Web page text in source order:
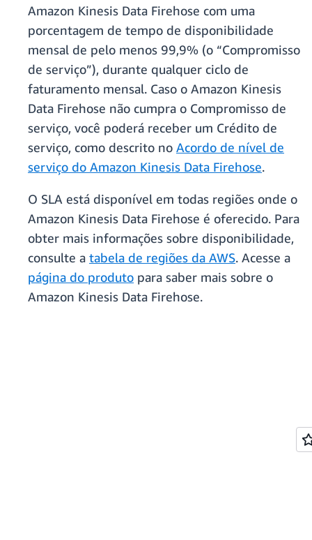
Amazon Kinesis Data Firehose com uma
porcentagem de tempo de disponibilidade
mensal de pelo menos 99,9% (o “Compromisso
de serviço”), durante qualquer ciclo de
faturamento mensal. Caso o Amazon Kinesis
Data Firehose não cumpra o Compromisso de
serviço, você poderá receber um Crédito de
serviço, como descrito no Acordo de nível de
serviço do Amazon Kinesis Data Firehose.
O SLA está disponível em todas regiões onde o
Amazon Kinesis Data Firehose é oferecido. Para
obter mais informações sobre disponibilidade,
consulte a tabela de regiões da AWS. Acesse a
página do produto para saber mais sobre o
Amazon Kinesis Data Firehose.